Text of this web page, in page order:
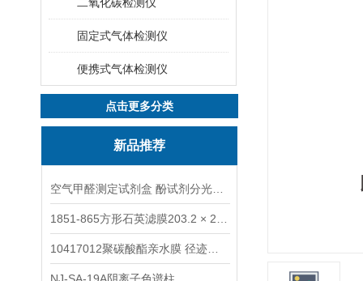
固定式气体检测仪
便携式气体检测仪
点击更多分类
新品推荐